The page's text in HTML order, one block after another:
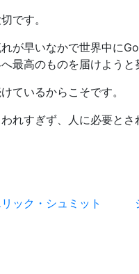
です。
が早いなかで世界中に
最高のものを届けようと
ているからこそです。
れすぎず、人に必要とさ
ック・シュミット